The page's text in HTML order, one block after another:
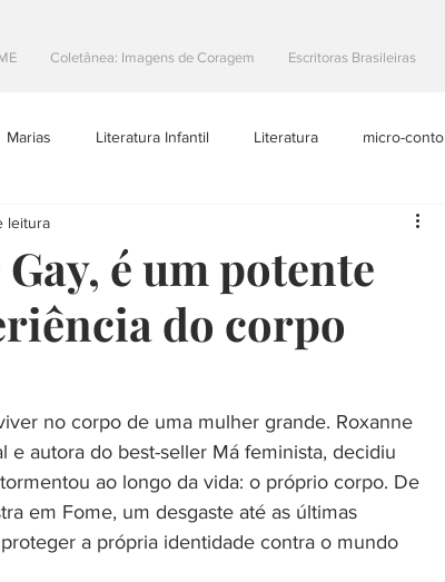
Coletânea: Imagens de Coragem Escritoras Brasileiras
Marias Literatura Infantil Literatura micro-conto
Escritoras Brasileiras
teatro Na Estrada
é um potente
do corpo
leitura
no corpo de uma mulher grande. Roxanne
e autora do best-seller Má feminista, decidiu
ao longo da vida: o próprio corpo. De
em Fome, um desgaste até as últimas
a própria identidade contra o mundo